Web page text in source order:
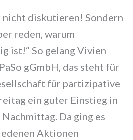
nicht diskutieren! Sondern
reden, warum
ist!“ So gelang Vivien
gGmbH, das steht für
für partizipative
ein guter Einstieg in
Da ging es
Aktionen